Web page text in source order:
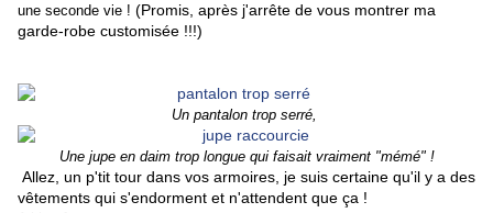
une seconde vie ! (Promis, après j'arrête de vous montrer ma
garde-robe customisée !!!)
Un pantalon trop serré,
Une jupe en daim trop longue qui faisait vraiment "mémé" !
Allez, un p'tit tour dans vos armoires, je suis certaine qu'il y a des
vêtements qui s'endorment et n'attendent que ça !